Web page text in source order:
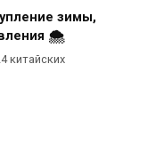
зимы,
🌨️
китайских